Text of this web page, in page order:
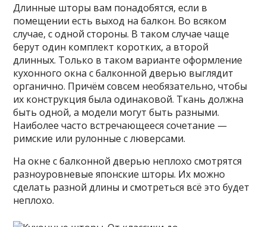
Длинные шторы вам понадобятся, если в
помещении есть выход на балкон. Во всяком
случае, с одной стороны. В таком случае чаще
берут один комплект коротких, а второй
длинных. Только в таком варианте оформление
кухонного окна с балконной дверью выглядит
органично. Причём совсем необязательно, чтобы
их конструкция была одинаковой. Ткань должна
быть одной, а модели могут быть разными.
Наиболее часто встречающееся сочетание —
римские или рулонные с люверсами.
На окне с балконной дверью неплохо смотрятся
разноуровневые японские шторы. Их можно
сделать разной длины и смотреться всё это будет
неплохо.